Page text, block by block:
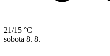
21/15 °C
sobota 8. 8.